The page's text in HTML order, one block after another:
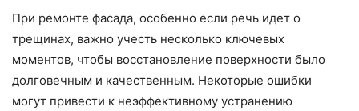
При ремонте фасада, особенно если речь идет о
трещинах, важно учесть несколько ключевых
моментов, чтобы восстановление поверхности было
долговечным и качественным. Некоторые ошибки
могут привести к неэффективному устранению